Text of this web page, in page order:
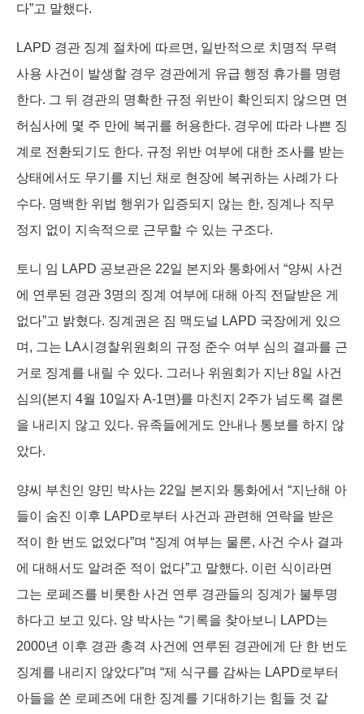
다”고 말했다.
LAPD 경관 징계 절차에 따르면, 일반적으로 치명적 무력
사용 사건이 발생할 경우 경관에게 유급 행정 휴가를 명령
한다. 그 뒤 경관의 명확한 규정 위반이 확인되지 않으면 면
허심사에 몇 주 만에 복귀를 허용한다. 경우에 따라 나쁜 징
계로 전환되기도 한다. 규정 위반 여부에 대한 조사를 받는
상태에서도 무기를 지닌 채로 현장에 복귀하는 사례가 다
수다. 명백한 위법 행위가 입증되지 않는 한, 징계나 직무
정지 없이 지속적으로 근무할 수 있는 구조다.
토니 임 LAPD 공보관은 22일 본지와 통화에서 “양씨 사건
에 연루된 경관 3명의 징계 여부에 대해 아직 전달받은 게
없다”고 밝혔다. 징계권은 짐 맥도널 LAPD 국장에게 있으
며, 그는 LA시경찰위원회의 규정 준수 여부 심의 결과를 근
거로 징계를 내릴 수 있다. 그러나 위원회가 지난 8일 사건
심의(본지 4월 10일자 A-1면)를 마친지 2주가 넘도록 결론
을 내리지 않고 있다. 유족들에게도 안내나 통보를 하지 않
았다.
양씨 부친인 양민 박사는 22일 본지와 통화에서 “지난해 아
들이 숨진 이후 LAPD로부터 사건과 관련해 연락을 받은
적이 한 번도 없었다”며 “징계 여부는 물론, 사건 수사 결과
에 대해서도 알려준 적이 없다”고 말했다. 이런 식이라면
그는 로페즈를 비롯한 사건 연루 경관들의 징계가 불투명
하다고 보고 있다. 양 박사는 “기록을 찾아보니 LAPD는
2000년 이후 경관 총격 사건에 연루된 경관에게 단 한 번도
징계를 내리지 않았다”며 “제 식구를 감싸는 LAPD로부터
아들을 쏜 로페즈에 대한 징계를 기대하기는 힘들 것 같